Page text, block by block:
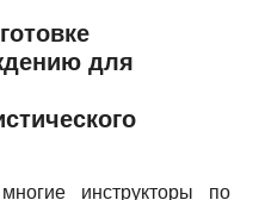
для
инструкторы по